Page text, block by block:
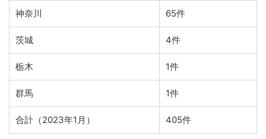
神奈川 65件
茨城 4件
栃木 1件
群馬 1件
合計（2023年1月） 405件